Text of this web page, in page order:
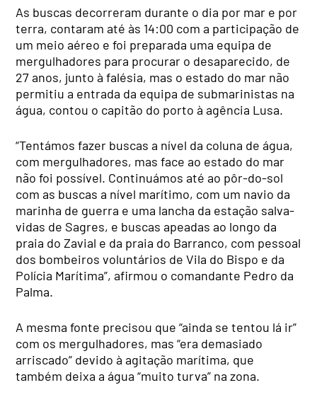
As buscas decorreram durante o dia por mar e por
terra, contaram até às 14:00 com a participação de
um meio aéreo e foi preparada uma equipa de
mergulhadores para procurar o desaparecido, de
27 anos, junto à falésia, mas o estado do mar não
permitiu a entrada da equipa de submarinistas na
água, contou o capitão do porto à agência Lusa.
“Tentámos fazer buscas a nível da coluna de água,
com mergulhadores, mas face ao estado do mar
não foi possível. Continuámos até ao pôr-do-sol
com as buscas a nível marítimo, com um navio da
marinha de guerra e uma lancha da estação salva-
vidas de Sagres, e buscas apeadas ao longo da
praia do Zavial e da praia do Barranco, com pessoal
dos bombeiros voluntários de Vila do Bispo e da
Polícia Marítima”, afirmou o comandante Pedro da
Palma.
A mesma fonte precisou que “ainda se tentou lá ir”
com os mergulhadores, mas “era demasiado
arriscado” devido à agitação marítima, que
também deixa a água “muito turva” na zona.